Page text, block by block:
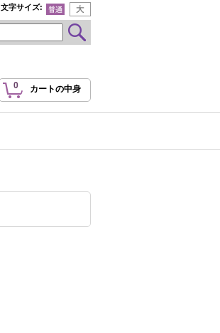
文字サイズ:
0 カートの中身